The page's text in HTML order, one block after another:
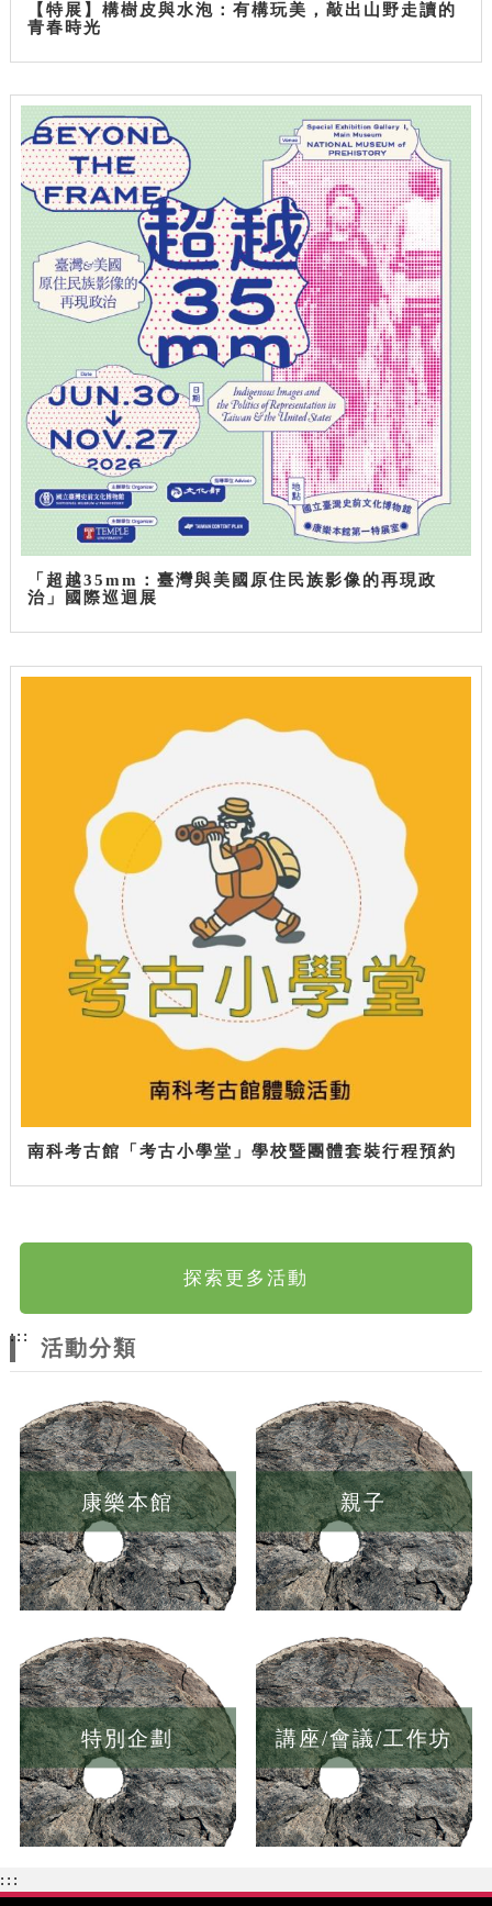
【特展】構樹皮與水泡：有構玩美，敲出山野走讀的
青春時光
「超越35mm：臺灣與美國原住民族影像的再現政
治」國際巡迴展
南科考古館「考古小學堂」學校暨團體套裝行程預約
探索更多活動
:::
活動分類
康樂本館 親子
特別企劃 講座/會議/工作坊
:::